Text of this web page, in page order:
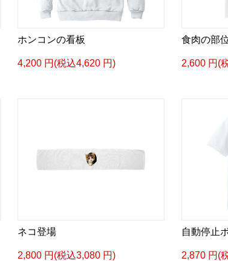
ホンコンの看板
4,200 円(税込4,620 円)
食肉の部
2,600 円(
ネコ登場
2,800 円(税込3,080 円)
自動停止
2,870 円(